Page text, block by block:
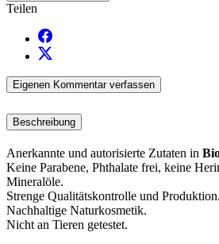
Teilen
Eigenen Kommentar verfassen
Beschreibung
Anerkannte und autorisierte Zutaten in
Keine Parabene, Phthalate frei, keine
Mineralöle.
Strenge Qualitätskontrolle und Produktion.
Nachhaltige Naturkosmetik.
Nicht an Tieren getestet.